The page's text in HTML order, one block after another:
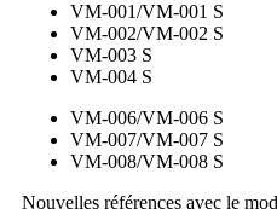
VM-001/VM-001 S
VM-002/VM-002 S
VM-003 S
VM-004 S
VM-006/VM-006 S
VM-007/VM-007 S
VM-008/VM-008 S
Nouvelles références avec le